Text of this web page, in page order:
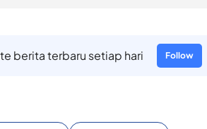
berita terbaru setiap hari Follow